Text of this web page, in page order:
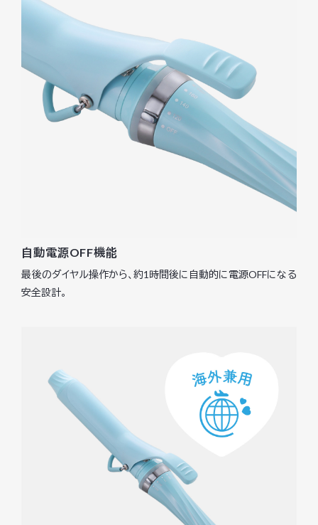
自動電源OFF機能
最後のダイヤル操作から、約1時間後に自動的に電源OFFになる
安全設計。